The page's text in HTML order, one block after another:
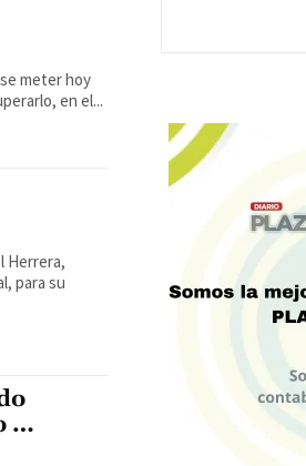
meter hoy
en el...
Herrera,
para su
…